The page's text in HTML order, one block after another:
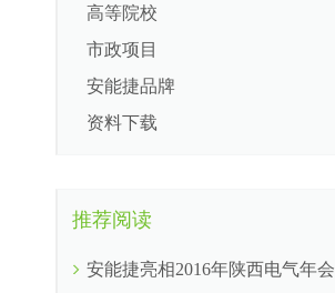
高等院校
市政项目
安能捷品牌
资料下载
推荐阅读
安能捷亮相2016年陕西电气年会